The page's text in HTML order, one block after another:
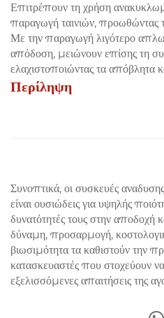
Επιτρέπουν τη χρήση
παραγωγή ταινιών, προωθώντας
Με την παραγωγή λιγότερο
απόδοση, μειώνουν επίσης τη
ελαχιστοποιώντας τα απόβλητα
Περίληψη
Συνοπτικά, οι συσκευές
είναι ουσιώδεις για υψηλής
δυνατότητές τους στην
δύναμη, προσαρμογή,
βιωσιμότητα τα καθιστούν την
κατασκευαστές που στοχεύουν
εξελισσόμενες απαιτήσεις της